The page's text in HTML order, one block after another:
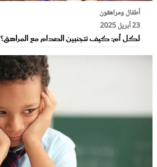
أطفال ومراهقون
23 أبريل 2025
لكل أم: كيف تتجنبين الصدام مع المراهق؟